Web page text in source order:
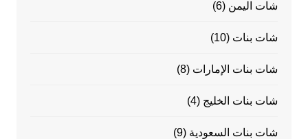
شات اليمن (6)
شات بنات (10)
شات بنات الإمارات (8)
شات بنات الخليج (4)
شات بنات السعودية (9)